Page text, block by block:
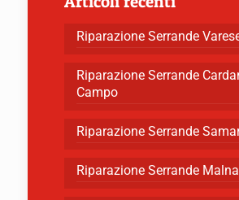
Riparazione Serrande
Riparazione Serrande
Campo
Riparazione Serrande
Riparazione Serrande